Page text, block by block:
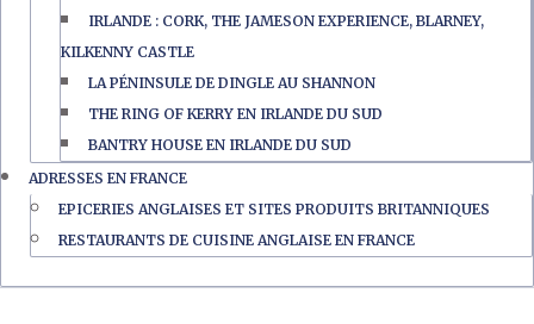
IRLANDE : CORK, THE JAMESON EXPERIENCE, BLARNEY,
KILKENNY CASTLE
LA PÉNINSULE DE DINGLE AU SHANNON
THE RING OF KERRY EN IRLANDE DU SUD
BANTRY HOUSE EN IRLANDE DU SUD
ADRESSES EN FRANCE
EPICERIES ANGLAISES ET SITES PRODUITS BRITANNIQUES
RESTAURANTS DE CUISINE ANGLAISE EN FRANCE